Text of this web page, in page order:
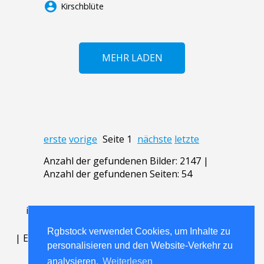
Rgbstock verwendet Cookies, um Inhalte zu
personalisieren und den Website-Verkehr zu
analysieren. Weiterlesen
account_circle Kirschblüte
MEHR LADEN
erste vorige Seite 1 nächste letzte
Anzahl der gefundenen Bilder: 2147 |
Anzahl der gefundenen Seiten: 54
in den Leuchtkasten legen
| English|Deutsch|Español|Polski|Português
Nederlands|